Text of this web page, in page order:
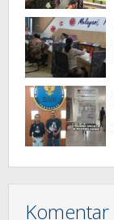
Komentar